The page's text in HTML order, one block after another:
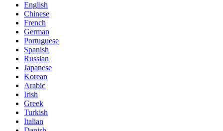
English
Chinese
French
German
Portuguese
Spanish
Russian
Japanese
Korean
Arabic
Irish
Greek
Turkish
Italian